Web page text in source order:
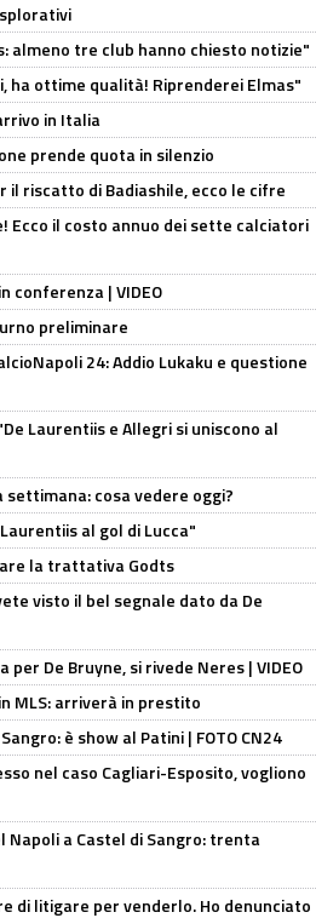
almeno tre club hanno chiesto notizie"
ha ottime qualità! Riprenderei Elmas"
in Italia
prende quota in silenzio
riscatto di Badiashile, ecco le cifre
Ecco il costo annuo dei sette calciatori
conferenza | VIDEO
preliminare
24: Addio Lukaku e questione
Laurentiis e Allegri si uniscono al
settimana: cosa vedere oggi?
al gol di Lucca"
la trattativa Godts
visto il bel segnale dato da De
De Bruyne, si rivede Neres | VIDEO
MLS: arriverà in prestito
è show al Patini | FOTO CN24
nel caso Cagliari-Esposito, vogliono
a Castel di Sangro: trenta
di litigare per venderlo. Ho denunciato